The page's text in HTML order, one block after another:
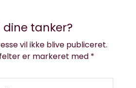
dine tanker?
vil ikke blive publiceret.
er markeret med *